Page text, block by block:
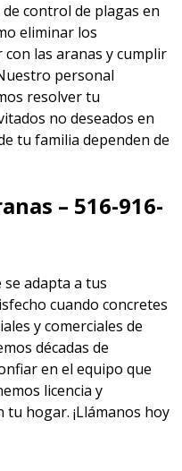
control de plagas en
eliminar los
las aranas y cumplir
personal
resolver tu
no deseados en
tu familia dependen de
– 516-916-
adapta a tus
cuando concretes
y comerciales de
décadas de
en el equipo que
licencia y
tu hogar. ¡Llámanos hoy